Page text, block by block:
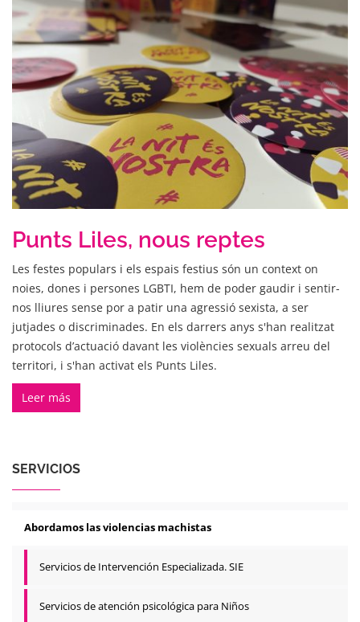
SERVICIOS
Abordamos las violencias machistas
Servicios de Intervención Especializada. SIE
Servicios de atención psicológica para Niños
Punts Liles, nous reptes
Les festes populars i els espais festius són un context on
noies, dones i persones LGBTI, hem de poder gaudir i sentir-
nos lliures sense por a patir una agressió sexista, a ser
jutjades o discriminades. En els darrers anys s'han realitzat
protocols d’actuació davant les violències sexuals arreu del
territori, i s'han activat els Punts Liles.
Leer más